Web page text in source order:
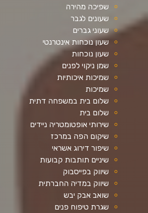
שפיכה מהירה
שעונים לגבר
שעוני גברים
שעון נוכחות אינטרנטי
שעון נוכחות
שמן ניקוי לפנים
שמיכות איכותיות
שמיכות
שלום בית במשפחה דתית
שלום בית
שירותי אופטומטריה ניידים
שיקום הפה במרכז
שיפור דירוג אשראי
שיניים תותבות קבועות
שיווק בפייסבוק
שיווק במדיה החברתית
שואב אבק יבש
שגרת טיפוח פנים